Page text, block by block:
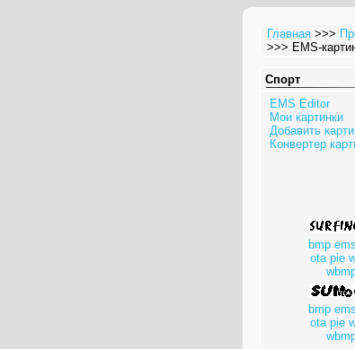
Главная >>>
>>> EMS-
Спорт
EMS Editor
Мои картинки
Добавить
Конвертер
bmp ems
ota pie
bmp ems
ota pie